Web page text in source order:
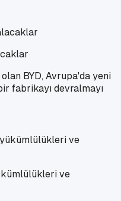
BYD, Avrupa'da yeni
fabrikayı devralmayı
ve